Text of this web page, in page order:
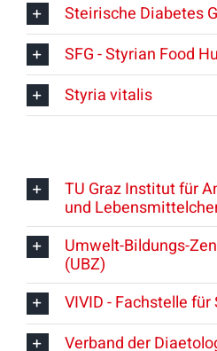
Steirische Diabetes
SFG - Styrian Food
Styria vitalis
TU Graz Institut für
und
Umwelt-Bildungs-
(UBZ)
VIVID - Fachstelle
Verband der